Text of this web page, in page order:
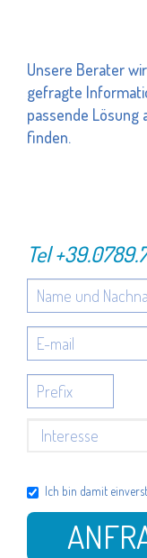
Unsere Berater
gefragte
passende Lösung
finden.
Tel
Ich bin damit